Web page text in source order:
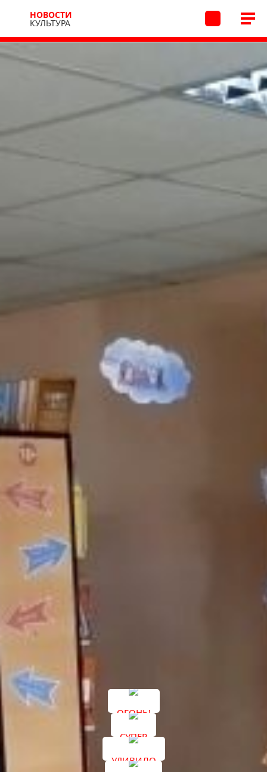
НОВОСТИ
КУЛЬТУРА
Новости
День книги и чтения
провели в Ягуново
В рамках Недели жизни и позитива 25 июня
День получился насыщенным и включал несколько
мероприятий: литературная викторина «Калейдоскоп
посетители познакомились с подборкой трогательных
и захватывающих сказок, оставивших тёплый след
рисования «Рисуем иллюстрации к сказкам»,
вооружившись карандашами, участники создали
собственные иллюстрации к любимым
В завершение дня прошел час загадок «Угадай героя»,
гости отгадывали сказочных персонажей
по описаниям. Все мероприятия прошли в тёплой,
творческой атмосфере и вызвали живой интерес
у посетителей библиотеки.
Подписывайтесь на наши каналы в соцсетях
«ВКонтакте»
ОГОНЬ!
СУПЕР
УДИВИЛО